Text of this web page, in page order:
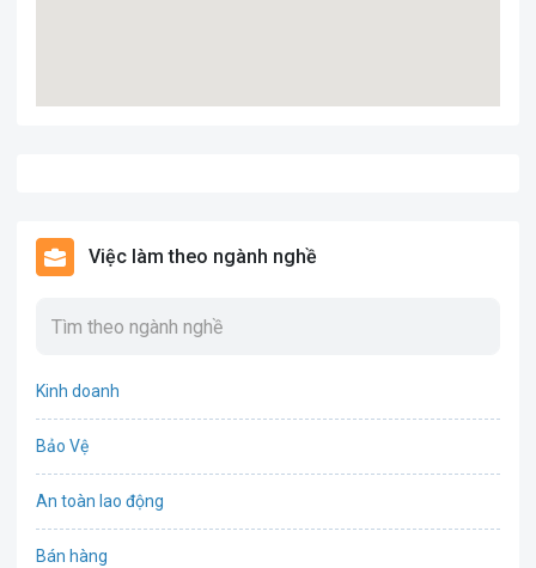
Việc làm theo ngành nghề
Kinh doanh
Bảo Vệ
An toàn lao động
Bán hàng